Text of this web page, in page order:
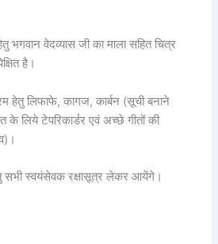
भगवान वेदव्यास जी का माला सहित चित्र
है।
हेतु लिफाफे, कागज, कार्बन (सूची बनाने
लिये टेपरिकार्डर एवं अच्छे गीतों की
सभी स्वयंसेवक रक्षासूत्र लेकर आयेंगे।